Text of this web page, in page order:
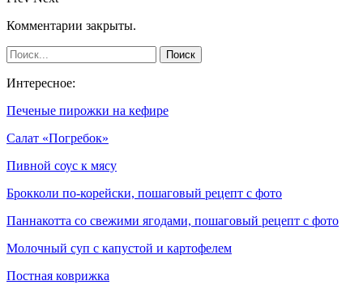
Комментарии закрыты.
Интересное:
Печеные пирожки на кефире
Салат «Погребок»
Пивной соус к мясу
Брокколи по-корейски, пошаговый рецепт с фото
Паннакотта со свежими ягодами, пошаговый рецепт с фото
Молочный суп с капустой и картофелем
Постная коврижка